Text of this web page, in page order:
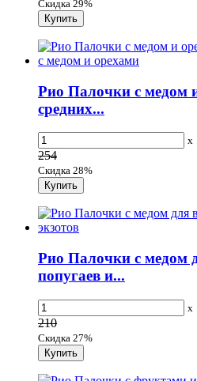
Скидка 29%
Рио Палочки с медом
средних...
x
254
Скидка 28%
Рио Палочки с медом
попугаев и...
x
210
Скидка 27%